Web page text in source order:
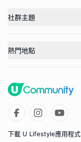
社群主題
熱門地點
下載 U Lifestyle應用程式